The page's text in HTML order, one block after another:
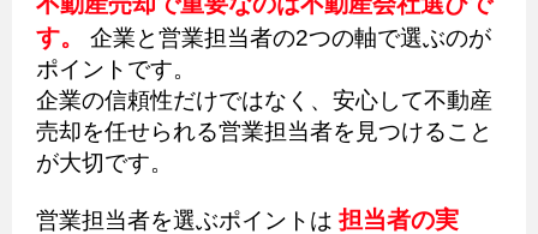
す。
企業と営業担当者の2つの軸で選ぶのが
ポイントです。
企業の信頼性だけではなく、安心して不動産
売却を任せられる営業担当者を見つけること
が大切です。
営業担当者を選ぶポイントは 担当者の実